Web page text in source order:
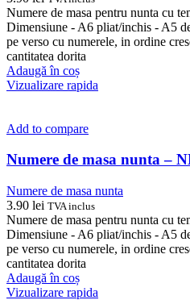
Numere de masa pentru nunta cu
Dimensiune - A6 pliat/inchis - A5
pe verso cu numerele, in ordine
cantitatea dorita
Adaugă în coș
Vizualizare rapida
Add to compare
Numere de masa nunta –
Numere de masa nunta
3.90 lei TVA inclus
Numere de masa pentru nunta cu
Dimensiune - A6 pliat/inchis - A5
pe verso cu numerele, in ordine
cantitatea dorita
Adaugă în coș
Vizualizare rapida